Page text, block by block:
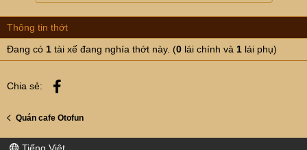
Thông tin thớt
Đang có 1 tài xế đang nghía thớt này. (0 lái chính và 1 lái phụ)
Chia sẻ:
Quán cafe Otofun